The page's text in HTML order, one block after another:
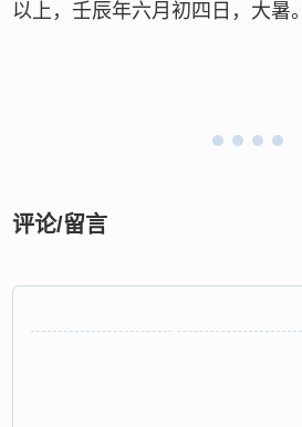
以上，壬辰年六月初四日，大暑。
评论/留言